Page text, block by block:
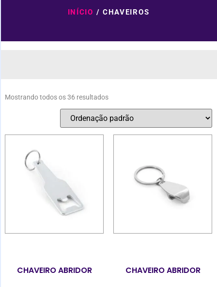
INÍCIO / CHAVEIROS
Mostrando todos os 36 resultados
CHAVEIRO ABRIDOR CHAVEIRO ABRIDOR